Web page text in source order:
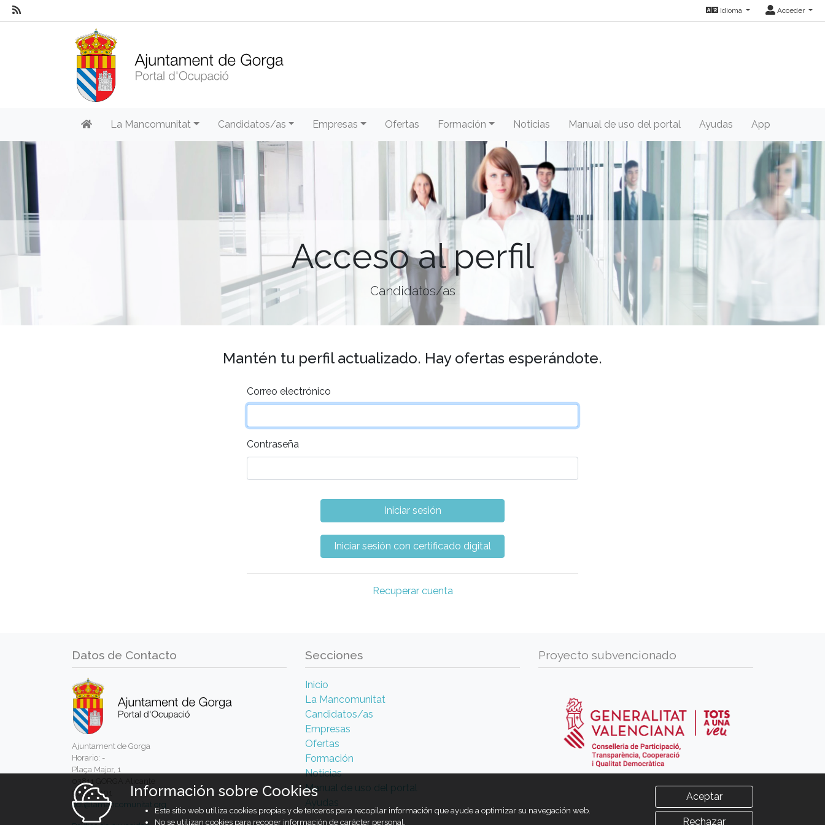
Idioma Acceder
La Mancomunitat Candidatos/as Empresas Ofertas Formación Noticias Manual de uso del portal Ayudas App
Acceso al perfil
Candidatos/as
Mantén tu perfil actualizado. Hay ofertas esperándote.
Correo electrónico
Contraseña
Recuperar cuenta
Datos de Contacto
Ajuntament de Gorga
Horario: -
Plaça Major, 1
03811 GORGA Alicante
965511001
adl@lamancomunitat.org
Secciones
Inicio
La Mancomunitat
Candidatos/as
Empresas
Ofertas
Formación
Noticias
Manual de uso del portal
Ayudas
Proyecto subvencionado
Información sobre Cookies
Este sitio web utiliza cookies propias y de terceros para recopilar información que ayude a optimizar su navegación web.
No se utilizan cookies para recoger información de carácter personal.
Aceptar
Rechazar